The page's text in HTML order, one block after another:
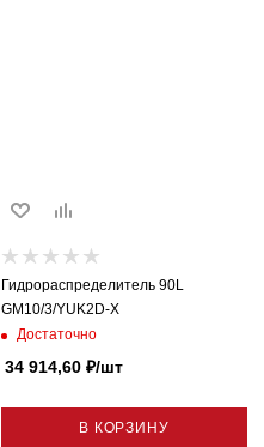
Гидрораспределитель 90L
GM10/3/YUK2D-X
Достаточно
34 914,60₽/шт
В КОРЗИНУ